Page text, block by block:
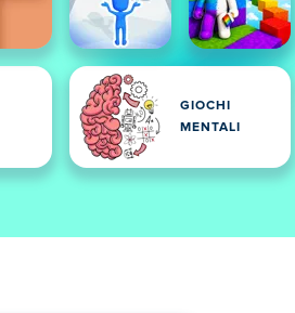
GIOCHI
MENTALI